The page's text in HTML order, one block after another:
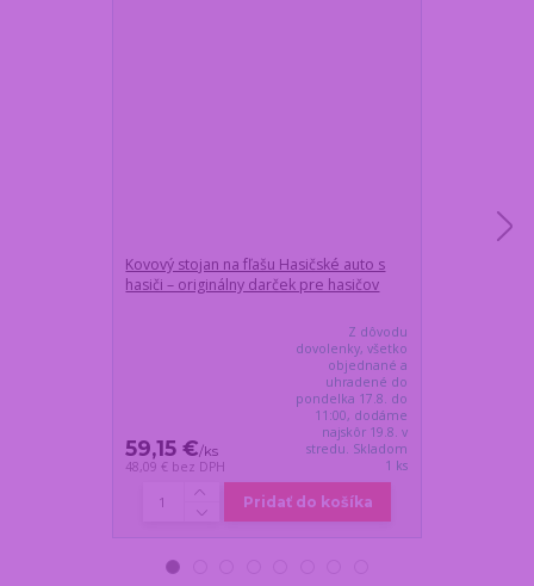
Kovový stojan na fľašu Hasičské auto s
hasiči – originálny darček pre hasičov
59,15 €/ks
48,09 € bez DPH
Z dôvodu
dovolenky, všetko
objednané a
uhradené do
pondelka 17.8. do
11:00, dodáme
najskôr 19.8. v
stredu. Skladom
1 ks
Pridať do košíka